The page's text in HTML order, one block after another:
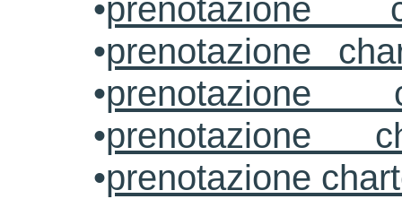
•prenotazione
•prenotazione
•prenotazione
•prenotazione
•prenotazione